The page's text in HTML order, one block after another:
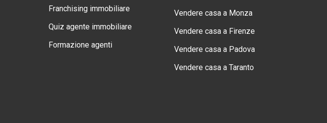
Franchising immobiliare
Quiz agente immobiliare
Formazione agenti
Vendere casa a Monza
Vendere casa a Firenze
Vendere casa a Padova
Vendere casa a Taranto